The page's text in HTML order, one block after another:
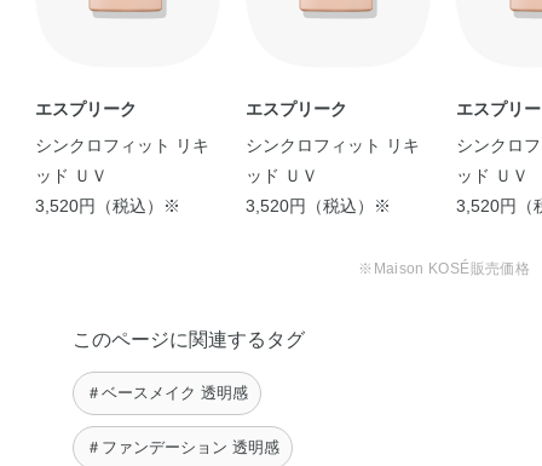
メチコン）クロスポリマー・（ジメチコン／フェニルビニ
ン・トリエトキシカプリリルシラン・ハイドロゲンジメチ
PEG－9ポリジメチルシロキシエチルジメチコン・ラウロ
エスプリーク
シンクロフィット リキ
ッド ＵＶ
3,520円（税込）※
エスプリーク
シンクロフィット リキ
ッド ＵＶ
3,520円（税込）※
エスプリ
シンクロ
ッド ＵＶ
3,520円（
※Maison KOSÉ販売価格
このページに関連するタグ
＃ベースメイク 透明感
＃ファンデーション 透明感